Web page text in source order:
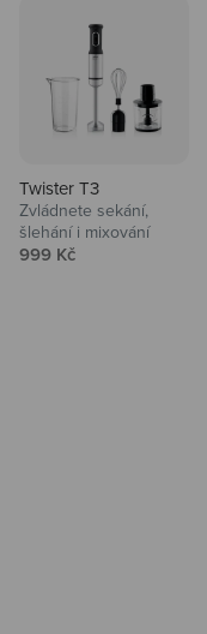
Twister T3
Zvládnete sekání,
šlehání i mixování
Prodejní cena
999 Kč